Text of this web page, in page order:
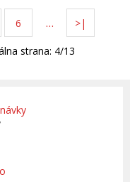
6 … >|
strana: 4/13